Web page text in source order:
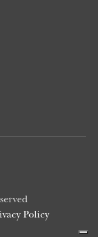
Policy